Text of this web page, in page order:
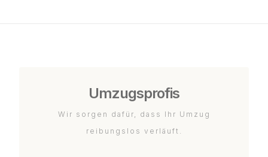
Umzugsprofis
Wir sorgen dafür, dass Ihr Umzug
reibungslos verläuft.